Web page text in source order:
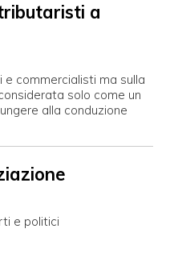
a
commercialisti ma sulla
solo come un
alla conduzione
e politici